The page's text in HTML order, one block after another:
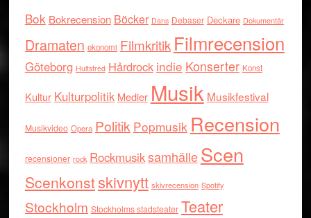
Bok Bokrecension Böcker Dans Debaser Deckare Dokumentär
Dramaten ekonomi Filmkritik Filmrecension
Göteborg Hultsfred Hårdrock indie Konserter Konst
Kultur Kulturpolitik Medier Musik Musikfestival
Musikvideo Opera Politik Popmusik Recension
recensioner rock RockmusiksamhälleScen
Scenkonstskivnytt skivrecension Spotify
Stockholm Stockholms stadsteater Teater